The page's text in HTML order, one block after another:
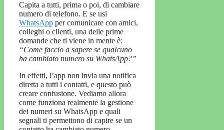
Capita a tutti, prima o poi, di cambiare
numero di telefono. E se usi
WhatsApp per comunicare con amici,
colleghi o clienti, una delle prime
domande che ti viene in mente è:
“Come faccio a sapere se qualcuno
ha cambiato numero su WhatsApp?”
In effetti, l’app non invia una notifica
diretta a tutti i contatti, e questo può
creare confusione. Vediamo allora
come funziona realmente la gestione
dei numeri su WhatsApp e quali
segnali ti permettono di capire se un